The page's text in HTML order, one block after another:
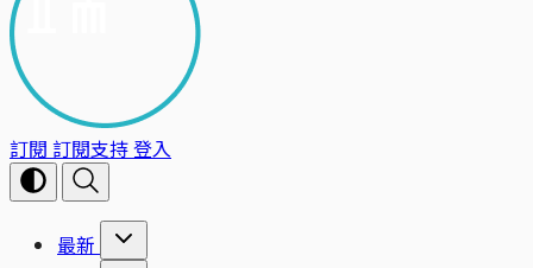
訂閱 訂閱支持登入
最新